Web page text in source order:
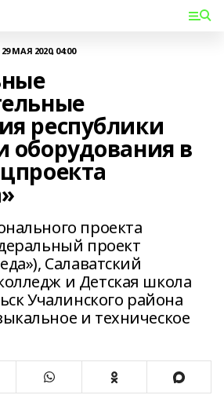
29 МАЯ 2020, 04:00
республики
оборудования в
проекта
проект
Салаватский
и Детская школа
Учалинского района
и техническое